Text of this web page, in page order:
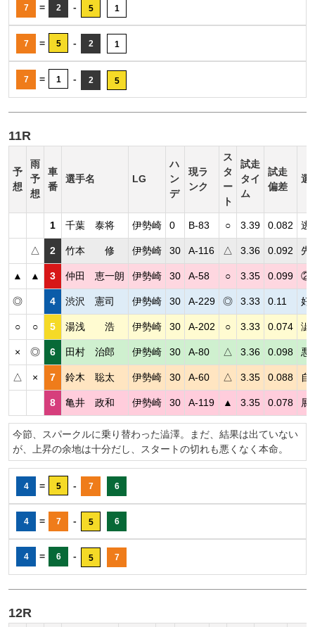
7 = 2 - 5 1
7 = 5 - 2 1
7 = 1 - 2 5
11R
予
想
雨
予
想
車
番
選手名 LG
ハ
ン
デ
現ラ
ンク
ス
タ
ー
ト
試走
タイ
ム
試走
偏差
選
1 千葉 泰将 伊勢崎 0 B-83 ○ 3.39 0.082 逃
△ 2 竹本 修 伊勢崎 30 A-116 △ 3.36 0.092 先
▲ ▲ 3 仲田 恵一朗 伊勢崎 30 A-58 ○ 3.35 0.099 ②
◎ 4 渋沢 憲司 伊勢崎 30 A-229 ◎ 3.33 0.11 好
○ ○ 5 湯浅 浩 伊勢崎 30 A-202 ○ 3.33 0.074 澁
× ◎ 6 田村 治郎 伊勢崎 30 A-80 △ 3.36 0.098 悪
△ × 7 鈴木 聡太 伊勢崎 30 A-60 △ 3.35 0.088 自
8 亀井 政和 伊勢崎 30 A-119 ▲ 3.35 0.078 展
今節、スパークルに乗り替わった澁澤。まだ、結果は出ていない
が、上昇の余地は十分だし、スタートの切れも悪くなく本命。
4 = 5 - 7 6
4 = 7 - 5 6
4 = 6 - 5 7
12R